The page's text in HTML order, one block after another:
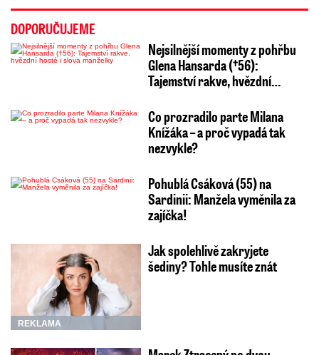
DOPORUČUJEME
Nejsilnější momenty z pohřbu
Glena Hansarda (†56):
Tajemství rakve, hvězdní…
Co prozradilo parte Milana
Knížáka – a proč vypadá tak
nezvykle?
Pohublá Csáková (55) na
Sardinii: Manžela vyměnila za
zajíčka!
REKLAMA
Jak spolehlivě zakryjete
šediny? Tohle musíte znát